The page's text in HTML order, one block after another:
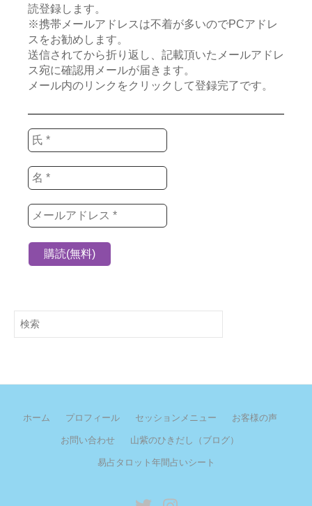
読登録します。
※携帯メールアドレスは不着が多いのでPCアドレ
スをお勧めします。
送信されてから折り返し、記載頂いたメールアドレ
ス宛に確認用メールが届きます。
メール内のリンクをクリックして登録完了です。
検
索
ホーム プロフィール セッションメニュー お客様の声
お問い合わせ 山紫のひきだし（ブログ）
易占タロット年間占いシート